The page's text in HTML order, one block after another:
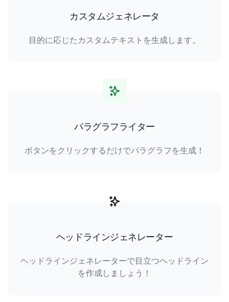
カスタムジェネレータ
目的に応じたカスタムテキストを生成します。
パラグラフライター
ボタンをクリックするだけでパラグラフを生成！
ヘッドラインジェネレーター
ヘッドラインジェネレーターで目立つヘッドライン
を作成しましょう！